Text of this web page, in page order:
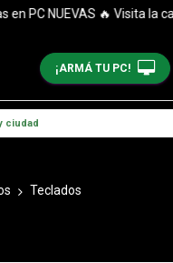
PC NUEVAS 🔥 Visita la
¡ARMÁ TU PC!
ciudad
Teclados